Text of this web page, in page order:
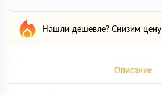
Нашли дешевле? Снизим
Описание